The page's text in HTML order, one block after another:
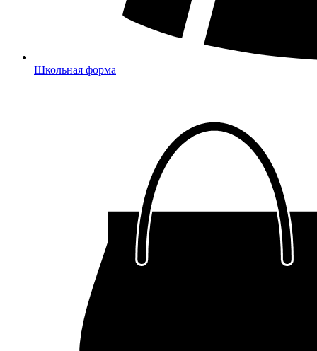
Школьная форма